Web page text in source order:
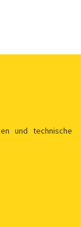
und technische